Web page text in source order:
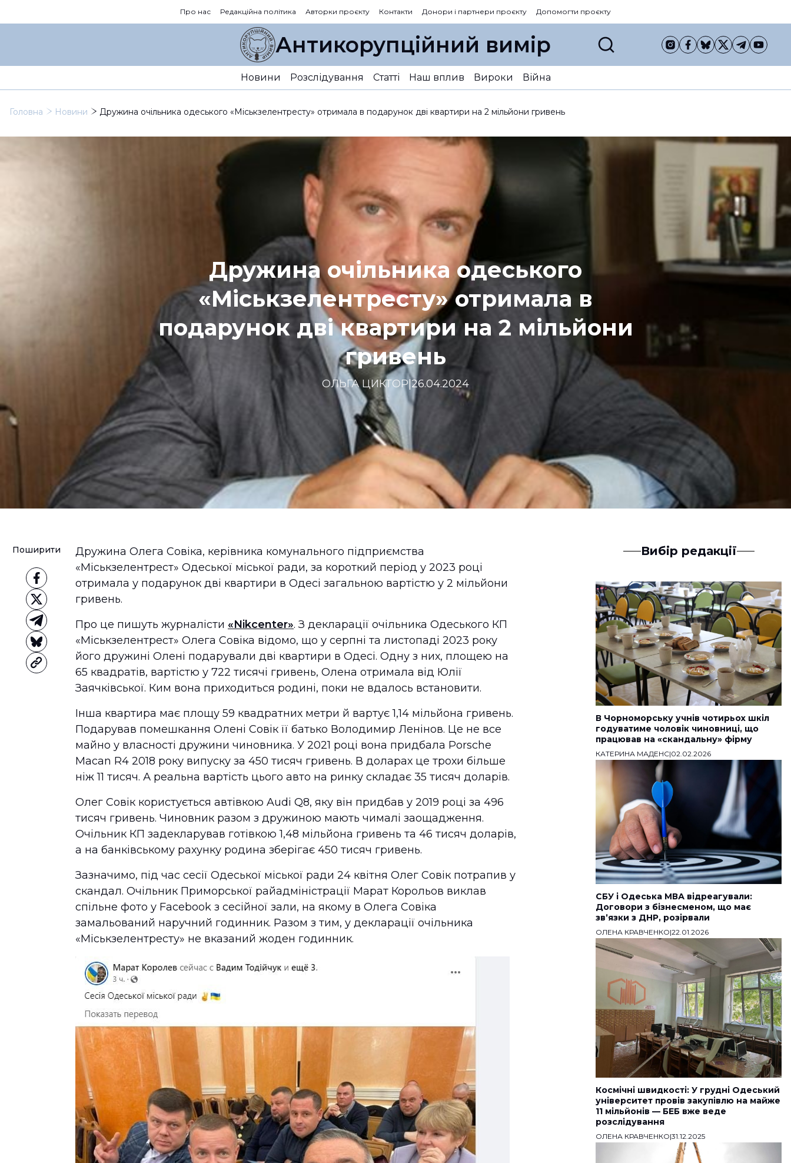
Про нас Редакційна політика Авторки проєкту Контакти Донори і партнери проєкту Допомогти проєкту
Антикорупційний вимір
Новини Розслідування Статті Наш вплив Вироки Війна
Головна Новини Дружина очільника одеського «Міськзелентресту» отримала в подарунок дві квартири на 2 мільйони гривень
Дружина очільника одеського
«Міськзелентресту» отримала в
подарунок дві квартири на 2 мільйони
гривень
ОЛЬГА ЦИКТОР |26.04.2024
Поширити
Дружина Олега Совіка, керівника комунального підприємства
«Міськзелентрест» Одеської міської ради, за короткий період у 2023 році
отримала у подарунок дві квартири в Одесі загальною вартістю у 2 мільйони
гривень.
Про це пишуть журналісти «Nikcenter». З декларації очільника Одеського КП
«Міськзелентрест» Олега Совіка відомо, що у серпні та листопаді 2023 року
його дружині Олені подарували дві квартири в Одесі. Одну з них, площею на
65 квадратів, вартістю у 722 тисячі гривень, Олена отримала від Юлії
Заячківської. Ким вона приходиться родині, поки не вдалось встановити.
Інша квартира має площу 59 квадратних метри й вартує 1,14 мільйона гривень.
Подарував помешкання Олені Совік її батько Володимир Ленінов. Це не все
майно у власності дружини чиновника. У 2021 році вона придбала Porsche
Macan R4 2018 року випуску за 450 тисяч гривень. В доларах це трохи більше
ніж 11 тисяч. А реальна вартість цього авто на ринку складає 35 тисяч доларів.
Олег Совік користується автівкою Audi Q8, яку він придбав у 2019 році за 496
тисяч гривень. Чиновник разом з дружиною мають чималі заощадження.
Очільник КП задекларував готівкою 1,48 мільйона гривень та 46 тисяч доларів,
а на банківському рахунку родина зберігає 450 тисяч гривень.
Зазначимо, під час сесії Одеської міської ради 24 квітня Олег Совік потрапив у
скандал. Очільник Приморської райадміністрації Марат Корольов виклав
спільне фото у Facebook з сесійної зали, на якому в Олега Совіка
замальований наручний годинник. Разом з тим, у декларації очільника
«Міськзелентресту» не вказаний жоден годинник.
Вибір редакції
В Чорноморську учнів чотирьох шкіл
годуватиме чоловік чиновниці, що
працював на «скандальну» фірму
КАТЕРИНА МАДЕНС|02.02.2026
СБУ і Одеська МВА відреагували:
Договори з бізнесменом, що має
звʼязки з ДНР, розірвали
ОЛЕНА КРАВЧЕНКО|22.01.2026
Космічні швидкості: У грудні Одеський
університет провів закупівлю на майже
11 мільйонів — БЕБ вже веде
розслідування
ОЛЕНА КРАВЧЕНКО|31.12.2025